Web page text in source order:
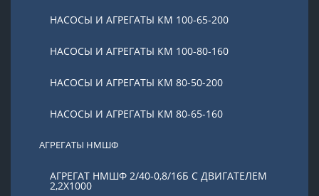
НАСОСЫ И АГРЕГАТЫ КМ 100-65-200
НАСОСЫ И АГРЕГАТЫ КМ 100-80-160
НАСОСЫ И АГРЕГАТЫ КМ 80-50-200
НАСОСЫ И АГРЕГАТЫ КМ 80-65-160
АГРЕГАТЫ НМШФ
АГРЕГАТ НМШФ 2/40-0,8/16Б С ДВИГАТЕЛЕМ
2,2Х1000